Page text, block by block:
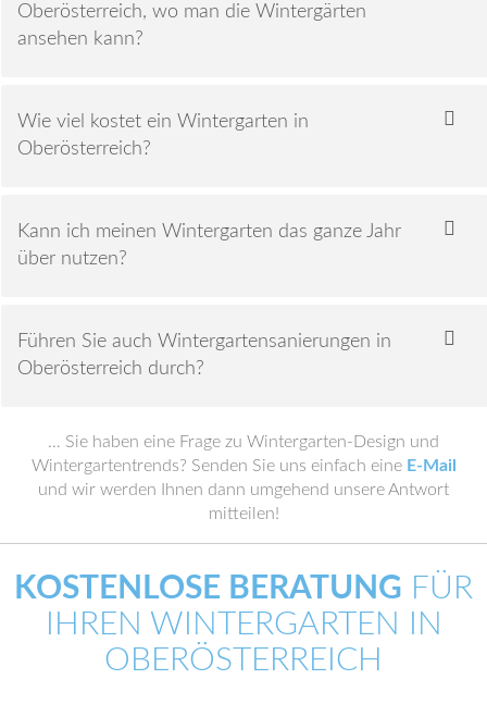
Oberösterreich, wo man die Wintergärten
ansehen kann?
Wie viel kostet ein Wintergarten in
Oberösterreich?
Kann ich meinen Wintergarten das ganze Jahr
über nutzen?
Führen Sie auch Wintergartensanierungen in
Oberösterreich durch?
… Sie haben eine Frage zu Wintergarten-Design und
Wintergartentrends? Senden Sie uns einfach eine E-Mail
und wir werden Ihnen dann umgehend unsere Antwort
mitteilen!
KOSTENLOSE BERATUNG FÜR
IHREN WINTERGARTEN IN
OBERÖSTERREICH